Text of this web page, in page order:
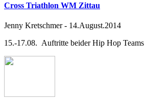
Cross Triathlon WM Zittau
Jenny Kretschmer- 14.August.2014
15.-17.08. Auftritte beider Hip Hop Teams